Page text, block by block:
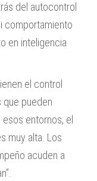
del autocontrol
comportamiento
en inteligencia
el control
que pueden
entornos, el
muy alta. Los
acuden a